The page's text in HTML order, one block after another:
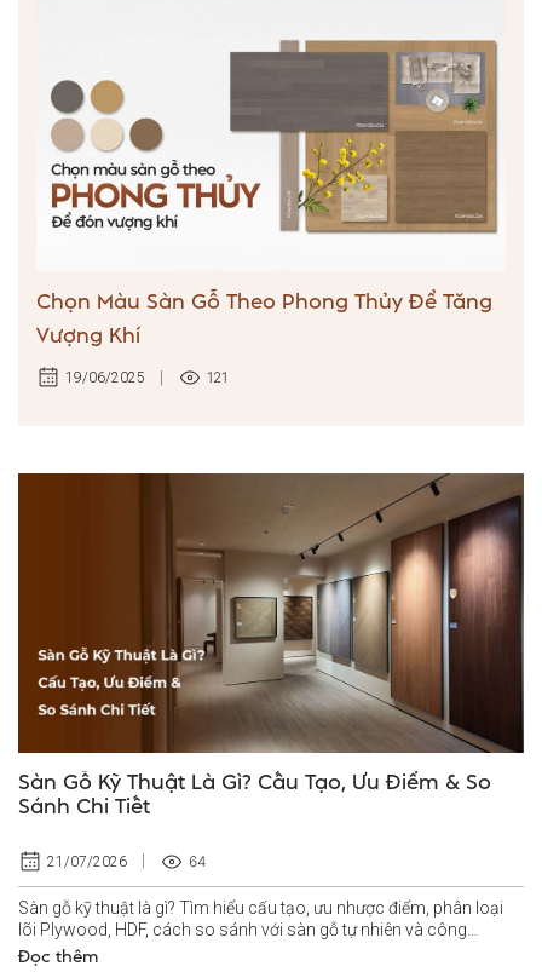
Chọn Màu Sàn Gỗ Theo Phong Thủy Để Tăng
Vượng Khí
19/06/2025 121
Sàn Gỗ Kỹ Thuật Là Gì? Cấu Tạo, Ưu Điểm & So
Sánh Chi Tiết
21/07/2026 64
Sàn gỗ kỹ thuật là gì? Tìm hiểu cấu tạo, ưu nhược điểm, phân loại
lõi Plywood, HDF, cách so sánh với sàn gỗ tự nhiên và công
nghiệp.
Đọc thêm